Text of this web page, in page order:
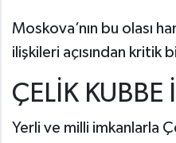
Moskova’nın bu olası
ilişkileri açısından
ÇELİK KUBBE
Yerli ve milli imkanlarla